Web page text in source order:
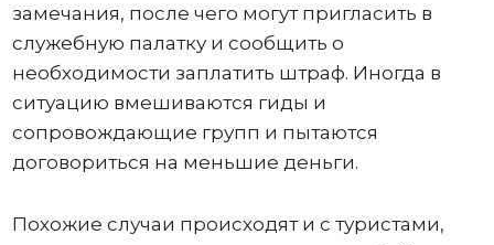
замечания, после чего могут пригласить в
служебную палатку и сообщить о
необходимости заплатить штраф. Иногда в
ситуацию вмешиваются гиды и
сопровождающие групп и пытаются
договориться на меньшие деньги.
Похожие случаи происходят и с туристами,